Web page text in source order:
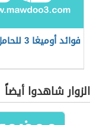
فوائد أوميغا 3 للحامل
الزوار شاهدوا أيضاً